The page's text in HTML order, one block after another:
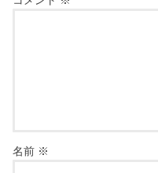
名前 ※